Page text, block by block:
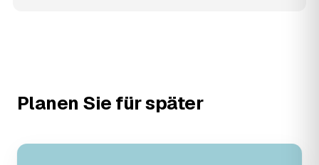
Planen Sie für später